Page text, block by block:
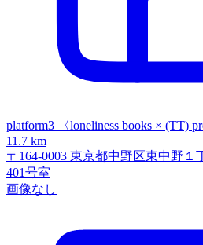
platform3 〈loneliness books × (TT)
11.7 km
〒164-0003 東京都中野区東中野
401号室
画像なし